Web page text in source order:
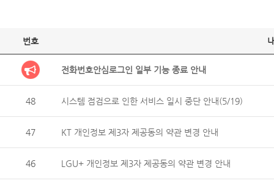
번호
전화번호안심로그인 일부 기능 종료 안내
48 시스템 점검으로 인한 서비스 일시 중단 안내(5/19)
47 KT 개인정보 제3자 제공동의 약관 변경 안내
46 LGU+ 개인정보 제3자 제공동의 약관 변경 안내